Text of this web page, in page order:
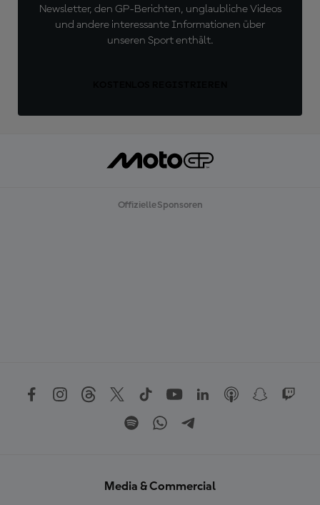
Newsletter, den GP-Berichten, unglaubliche Videos
und andere interessante Informationen über
unseren Sport enthält.
Offizielle Sponsoren
Media & Commercial